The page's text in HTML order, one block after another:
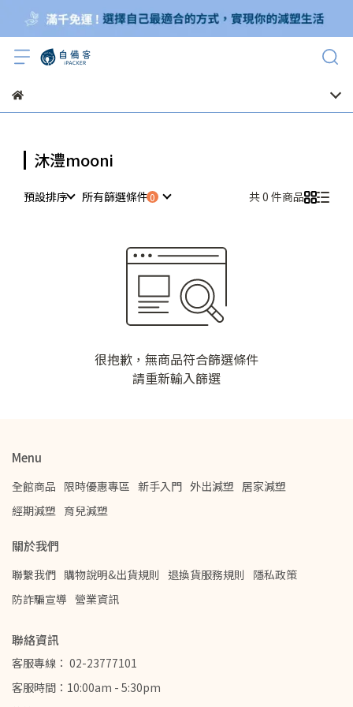
沐澧mooni
預設排序 所有篩選條件 共 0 件商品
很抱歉，無商品符合篩選條件
請重新輸入篩選
Menu
全館商品 限時優惠專區 新手入門 外出減塑 居家減塑
經期減塑 育兒減塑
關於我們
聯繫我們 購物說明&出貨規則 退換貨服務規則
隱私政策
防詐騙宣導 營業資訊
聯絡資訊
客服專線： 02-23777101
客服時間：10:00am - 5:30pm